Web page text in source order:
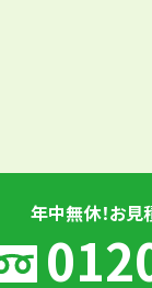
年中無休！お見